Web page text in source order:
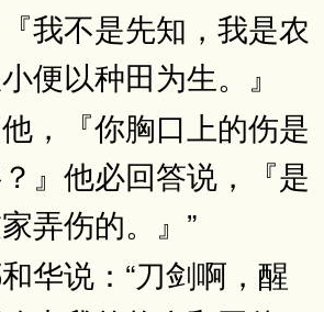
我不是先知，我是农
便以种田为生。』
，『你胸口上的伤是
』他必回答说，『是
弄伤的。』”
华说：“刀剑啊，醒